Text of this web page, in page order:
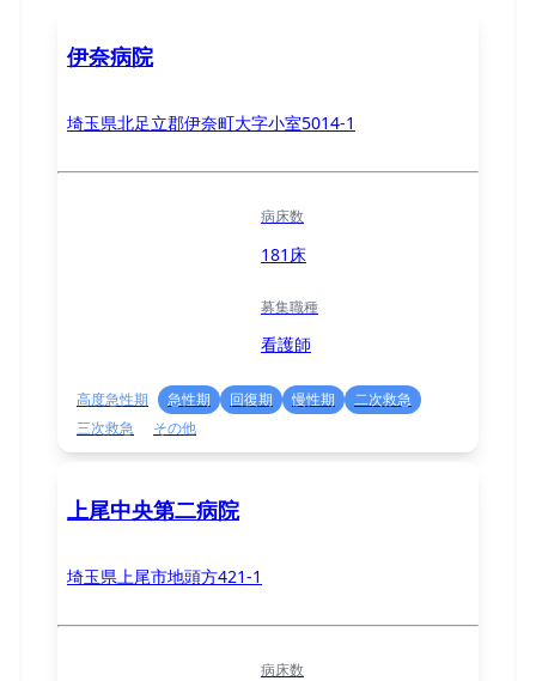
伊奈病院
埼玉県北足立郡伊奈町大字小室5014-1
病床数
181床
募集職種
看護師
高度急性期 急性期 回復期 慢性期
二次救急
三次救急
その他
上尾中央第二病院
埼玉県上尾市地頭方421-1
病床数